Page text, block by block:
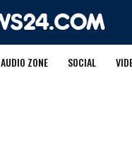
AUDIO ZONE SOCIAL